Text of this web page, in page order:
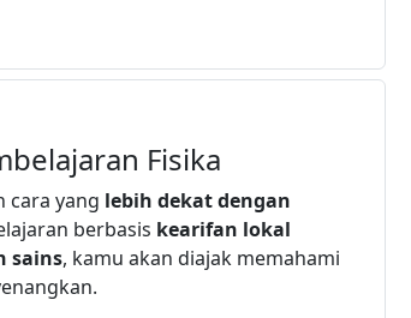
Fisika
cara yang lebih dekat dengan
berbasis kearifan lokal
sains, kamu akan diajak memahami